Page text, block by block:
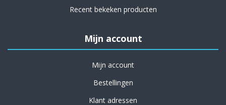
Recent bekeken producten
Mijn account
Mijn account
Bestellingen
Klant adressen